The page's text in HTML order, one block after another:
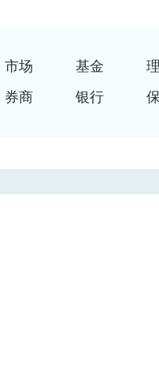
市场 基金
券商 银行